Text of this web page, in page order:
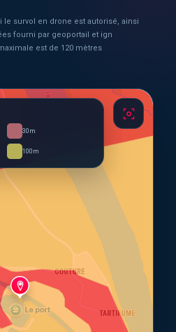
le survol en drone est autorisé, ainsi
fourni par geoportail et ign
est de 120 mètres
30m
100m